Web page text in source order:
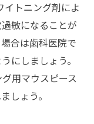
イトニング剤によ
敏になることが
合は歯科医院で
にしましょう。
用マウスピース
しょう。